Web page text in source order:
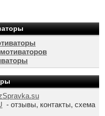
- отзывы, контакты, схема